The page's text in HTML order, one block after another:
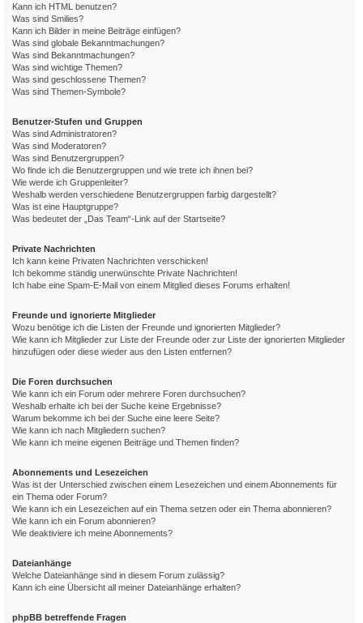
Kann ich HTML benutzen?
Was sind Smilies?
Kann ich Bilder in meine Beiträge einfügen?
Was sind globale Bekanntmachungen?
Was sind Bekanntmachungen?
Was sind wichtige Themen?
Was sind geschlossene Themen?
Was sind Themen-Symbole?
Benutzer-Stufen und Gruppen
Was sind Administratoren?
Was sind Moderatoren?
Was sind Benutzergruppen?
Wo finde ich die Benutzergruppen und wie trete ich ihnen bei?
Wie werde ich Gruppenleiter?
Weshalb werden verschiedene Benutzergruppen farbig dargestellt?
Was ist eine Hauptgruppe?
Was bedeutet der „Das Team“-Link auf der Startseite?
Private Nachrichten
Ich kann keine Privaten Nachrichten verschicken!
Ich bekomme ständig unerwünschte Private Nachrichten!
Ich habe eine Spam-E-Mail von einem Mitglied dieses Forums erhalten!
Freunde und ignorierte Mitglieder
Wozu benötige ich die Listen der Freunde und ignorierten Mitglieder?
Wie kann ich Mitglieder zur Liste der Freunde oder zur Liste der ignorierten Mitglieder
hinzufügen oder diese wieder aus den Listen entfernen?
Die Foren durchsuchen
Wie kann ich ein Forum oder mehrere Foren durchsuchen?
Weshalb erhalte ich bei der Suche keine Ergebnisse?
Warum bekomme ich bei der Suche eine leere Seite?
Wie kann ich nach Mitgliedern suchen?
Wie kann ich meine eigenen Beiträge und Themen finden?
Abonnements und Lesezeichen
Was ist der Unterschied zwischen einem Lesezeichen und einem Abonnements für
ein Thema oder Forum?
Wie kann ich ein Lesezeichen auf ein Thema setzen oder ein Thema abonnieren?
Wie kann ich ein Forum abonnieren?
Wie deaktiviere ich meine Abonnements?
Dateianhänge
Welche Dateianhänge sind in diesem Forum zulässig?
Kann ich eine Übersicht all meiner Dateianhänge erhalten?
phpBB betreffende Fragen